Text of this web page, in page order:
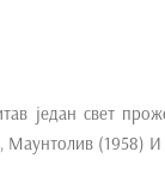
један свет
Маунтолив (1958)